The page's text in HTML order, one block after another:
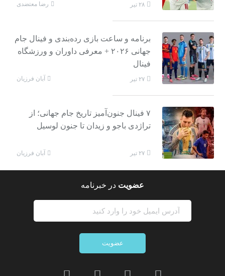
۲۸ تیر رضا معتضدی
برنامه و ساعت بازی رده‌بندی و فینال جام
جهانی ۲۰۲۶ + معرفی داوران و ورزشگاه
فینال
۲۷ تیر آبان فرزیان
۷ فینال جنون‌آمیز تاریخ جام جهانی؛ از
تراژدی باجو و زیدان تا جنون لوسیل
۲۷ تیر آبان فرزیان
عضویت در خبرنامه
عضویت